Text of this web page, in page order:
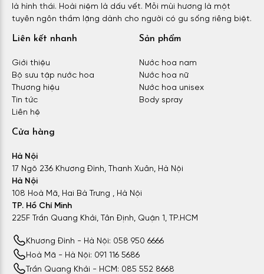
là hình thái. Hoài niệm là dấu vết. Mỗi mùi hương là một
tuyên ngôn thầm lặng dành cho người có gu sống riêng biệt.
Liên kết nhanh
Giới thiệu
Bộ sưu tập nước hoa
Thương hiệu
Tin tức
Liên hệ
Sản phẩm
Nước hoa nam
Nước hoa nữ
Nước hoa unisex
Body spray
Cửa hàng
Hà Nội
17 Ngõ 236 Khương Đình, Thanh Xuân, Hà Nội
Hà Nội
108 Hoà Mã, Hai Bà Trưng , Hà Nội
TP. Hồ Chí Minh
225F Trần Quang Khải, Tân Định, Quận 1, TP.HCM
Khương Đình - Hà Nội: 058 950 6666
Hoà Mã - Hà Nội: 091 116 5686
Trần Quang Khải - HCM: 085 552 8668